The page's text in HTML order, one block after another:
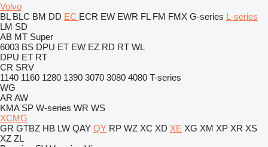
Volvo
BL BLC BM DD EC ECR EW EWR FL FM FMX G-series L-series
LM SD
AB MT Super
6003 BS DPU ET EW EZ RD RT WL
DPU ET RT
CR SRV
1140 1160 1280 1390 3070 3080 4080 T-series
WG
AR AW
KMA SP W-series WR WS
XCMG
GR GTBZ HB LW QAY QY RP WZ XC XD XE XG XM XP XR XS
XZ ZL